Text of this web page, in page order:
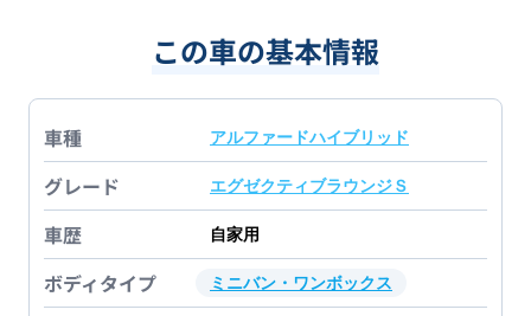
この車の基本情報
車種 アルファードハイブリッド
グレード エグゼクティブラウンジＳ
車歴 自家用
ボディタイプ ミニバン・ワンボックス